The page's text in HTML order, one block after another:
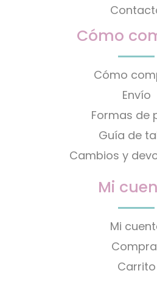
Cómo
Cómo
Envío
Formas de
Guía de
Cambios y
Mi
Mi
Carrito